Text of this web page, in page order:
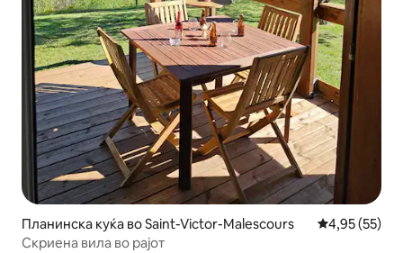
Планинска куќа во Saint-Victor-Malescours Просечна
4,95 (55)
Скриена вила во рајот